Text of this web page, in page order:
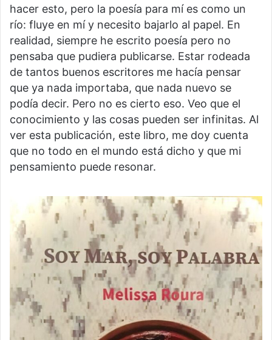
hacer esto, pero la poesía para mí es como un
río: fluye en mí y necesito bajarlo al papel. En
realidad, siempre he escrito poesía pero no
pensaba que pudiera publicarse. Estar rodeada
de tantos buenos escritores me hacía pensar
que ya nada importaba, que nada nuevo se
podía decir. Pero no es cierto eso. Veo que el
conocimiento y las cosas pueden ser infinitas. Al
ver esta publicación, este libro, me doy cuenta
que no todo en el mundo está dicho y que mi
pensamiento puede resonar.